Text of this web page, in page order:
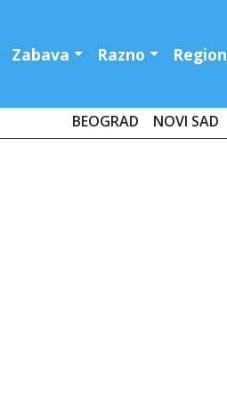
Zabava Razno Region
BEOGRAD NOVI SAD